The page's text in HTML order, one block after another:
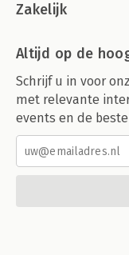
Zakelijk
Altijd op de
Schrijf u in voor
met relevante
events en de